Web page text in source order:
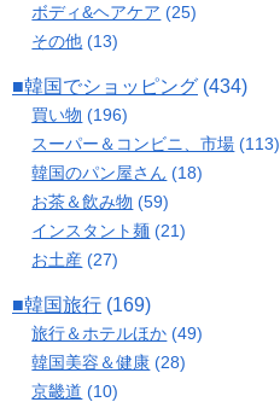
ボディ&ヘアケア (25)
その他 (13)
■韓国でショッピング (434)
買い物 (196)
スーパー＆コンビニ、市場 (113)
韓国のパン屋さん (18)
お茶＆飲み物 (59)
インスタント麺 (21)
お土産 (27)
■韓国旅行 (169)
旅行＆ホテルほか (49)
韓国美容＆健康 (28)
京畿道 (10)